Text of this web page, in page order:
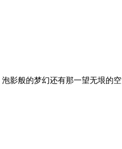
影般的梦幻还有那一望无垠的